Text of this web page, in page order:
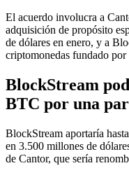
El acuerdo involucra a
adquisición de propósito
de dólares en enero, y a
criptomonedas fundado
BlockStream
BTC por una
BlockStream aportaría
en 3.500 millones de
de Cantor, que sería